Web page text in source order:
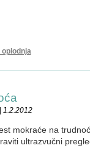
1.2.2012
mokraće na
ultrazvučni